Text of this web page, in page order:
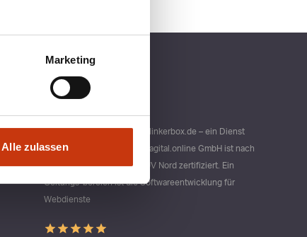
Marketing
Alle zulassen
Qualitätsmanagement bei blinkerbox.de – ein Dienst
der agital.online GmbH Die agital.online GmbH ist nach
DIN ISO 9001 durch den TÜV Nord zertifiziert. Ein
Geltungs-bereich ist die Softwareentwicklung für
Webdienste